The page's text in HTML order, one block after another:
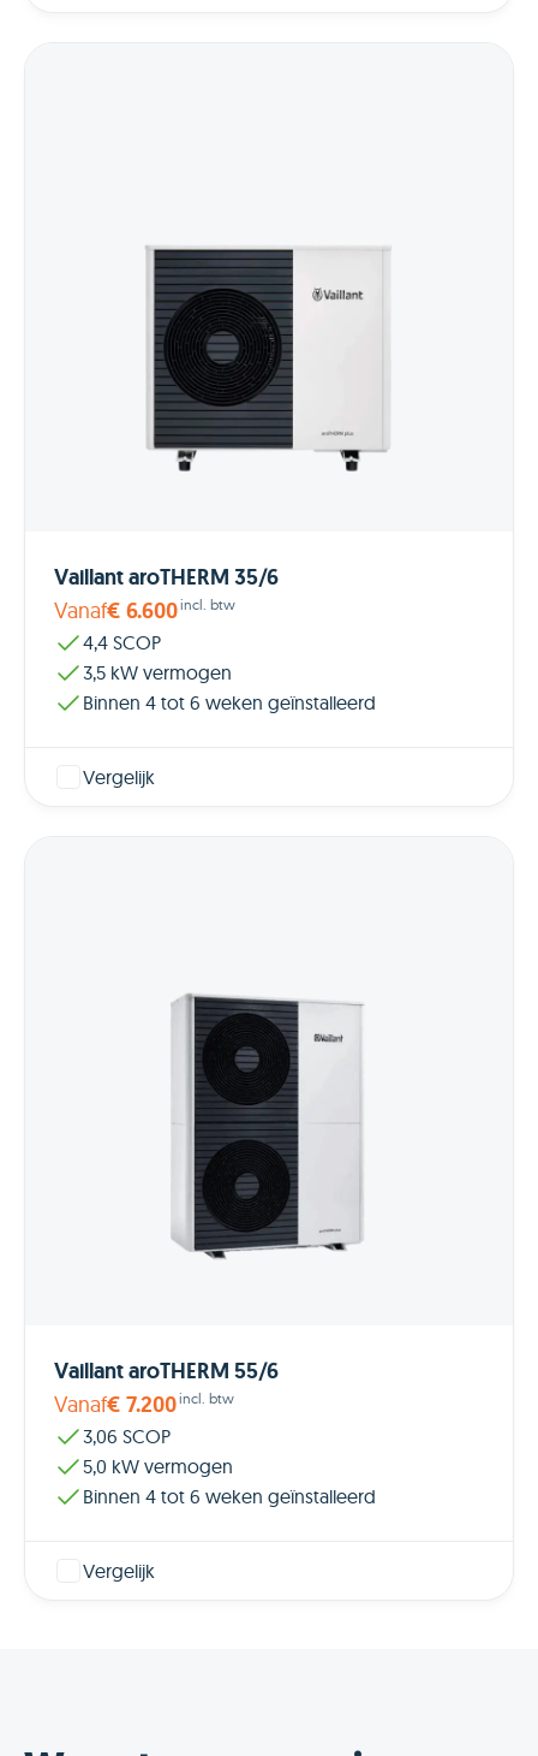
Vaillant aroTHERM 35/6
Vanaf€ 6.600incl. btw
4,4 SCOP
3,5 kW vermogen
Binnen 4 tot 6 weken geïnstalleerd
Vergelijk
Vaillant aroTHERM 55/6
Vanaf€ 7.200incl. btw
3,06 SCOP
5,0 kW vermogen
Binnen 4 tot 6 weken geïnstalleerd
Vergelijk